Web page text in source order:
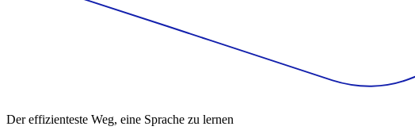
Der effizienteste Weg, eine Sprache zu lernen